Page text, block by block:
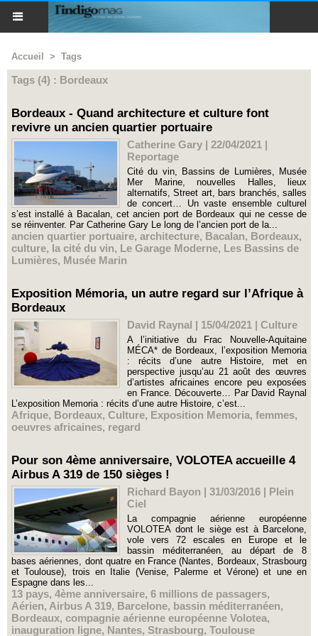
Accueil > Tags
Tags (4) : Bordeaux
Bordeaux - Quand architecture et culture font
revivre un ancien quartier portuaire
Catherine Gary | 22/04/2021 |
Reportage
Cité du vin, Bassins de Lumières, Musée
Mer Marine, nouvelles Halles, lieux
alternatifs, Street art, bars branchés, salles
de concert… Un vaste ensemble culturel
s’est installé à Bacalan, cet ancien port de Bordeaux qui ne cesse de
se réinventer. Par Catherine Gary Le long de l’ancien port de la...
ancien quartier portuaire, architecture, Bacalan, Bordeaux,
culture, la cité du vin, Le Garage Moderne, Les Bassins de
Lumières, Musée Marin
Exposition Mémoria, un autre regard sur l’Afrique à
Bordeaux
David Raynal | 15/04/2021 | Culture
A l’initiative du Frac Nouvelle-Aquitaine
MÉCA* de Bordeaux, l’exposition Memoria
: récits d’une autre Histoire, met en
perspective jusqu’au 21 août des œuvres
d’artistes africaines encore peu exposées
en France. Découverte… Par David Raynal
L’exposition Memoria : récits d’une autre Histoire, c’est...
Afrique, Bordeaux, Culture, Exposition Memoria, femmes,
oeuvres africaines, regard
Pour son 4ème anniversaire, VOLOTEA accueille 4
Airbus A 319 de 150 sièges !
Richard Bayon | 31/03/2016 | Plein
Ciel
La compagnie aérienne européenne
VOLOTEA dont le siège est à Barcelone,
vole vers 72 escales en Europe et le
bassin méditerranéen, au départ de 8
bases aériennes, dont quatre en France (Nantes, Bordeaux, Strasbourg
et Toulouse), trois en Italie (Venise, Palerme et Vérone) et une en
Espagne dans les...
13 pays, 4ème anniversaire, 6 millions de passagers,
Aérien, Airbus A 319, Barcelone, bassin méditerranéen,
Bordeaux, compagnie aérienne européenne Volotea,
inauguration ligne, Nantes, Strasbourg, Toulouse